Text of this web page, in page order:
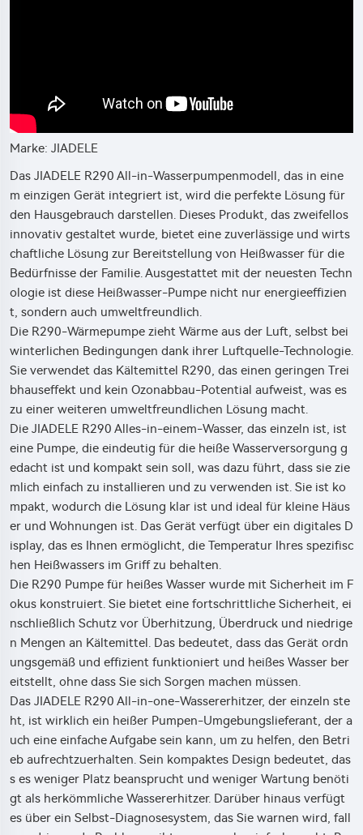
Marke: JIADELE
Das JIADELE R290 All-in-Wasserpumpenmodell, das in eine
m einzigen Gerät integriert ist, wird die perfekte Lösung für
den Hausgebrauch darstellen. Dieses Produkt, das zweifellos
innovativ gestaltet wurde, bietet eine zuverlässige und wirts
chaftliche Lösung zur Bereitstellung von Heißwasser für die
Bedürfnisse der Familie. Ausgestattet mit der neuesten Techn
ologie ist diese Heißwasser-Pumpe nicht nur energieeffizien
t, sondern auch umweltfreundlich.
Die R290-Wärmepumpe zieht Wärme aus der Luft, selbst bei
winterlichen Bedingungen dank ihrer Luftquelle-Technologie.
Sie verwendet das Kältemittel R290, das einen geringen Trei
bhauseffekt und kein Ozonabbau-Potential aufweist, was es
zu einer weiteren umweltfreundlichen Lösung macht.
Die JIADELE R290 Alles-in-einem-Wasser, das einzeln ist, ist
eine Pumpe, die eindeutig für die heiße Wasserversorgung g
edacht ist und kompakt sein soll, was dazu führt, dass sie zie
mlich einfach zu installieren und zu verwenden ist. Sie ist ko
mpakt, wodurch die Lösung klar ist und ideal für kleine Häus
er und Wohnungen ist. Das Gerät verfügt über ein digitales D
isplay, das es Ihnen ermöglicht, die Temperatur Ihres spezifisc
hen Heißwassers im Griff zu behalten.
Die R290 Pumpe für heißes Wasser wurde mit Sicherheit im F
okus konstruiert. Sie bietet eine fortschrittliche Sicherheit, ei
nschließlich Schutz vor Überhitzung, Überdruck und niedrige
n Mengen an Kältemittel. Das bedeutet, dass das Gerät ordn
ungsgemäß und effizient funktioniert und heißes Wasser ber
eitstellt, ohne dass Sie sich Sorgen machen müssen.
Das JIADELE R290 All-in-one-Wassererhitzer, der einzeln ste
ht, ist wirklich ein heißer Pumpen-Umgebungslieferant, der a
uch eine einfache Aufgabe sein kann, um zu helfen, den Betri
eb aufrechtzuerhalten. Sein kompaktes Design bedeutet, das
s es weniger Platz beansprucht und weniger Wartung benöti
gt als herkömmliche Wassererhitzer. Darüber hinaus verfügt
es über ein Selbst-Diagnosesystem, das Sie warnen wird, fall